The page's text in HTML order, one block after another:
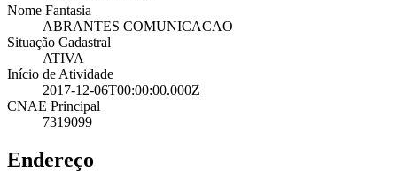
Nome Fantasia
ABRANTES COMUNICACAO
Situação Cadastral
ATIVA
Início de Atividade
2017-12-06T00:00:00.000Z
CNAE Principal
7319099
Endereço